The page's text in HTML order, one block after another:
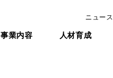
ニュース
事業内容 人材育成